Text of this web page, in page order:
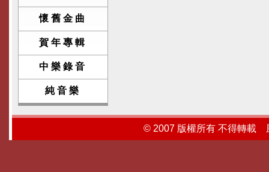
懷舊金曲
賀年專輯
中樂錄音
純音樂
© 2007 版權所有 不得轉載